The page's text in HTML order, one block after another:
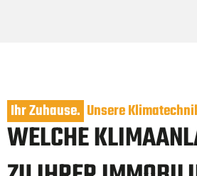
Ihr Zuhause. Unsere
WELCHE